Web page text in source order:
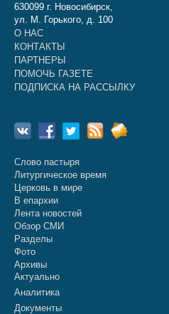
630099 г. Новосибирск,
ул. М. Горького, д. 100
О НАС
КОНТАКТЫ
ПАРТНЕРЫ
ПОМОЧЬ ГАЗЕТЕ
ПОДПИСКА НА РАССЫЛКУ
Слово пастыря
Литургическое время
Церковь в мире
В епархии
Лента новостей
Обзор СМИ
Разделы
Фото
Архивы
Актуально
Аналитика
Документы